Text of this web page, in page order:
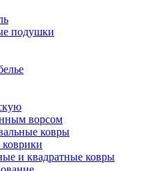
подушки
ворсом
ковры
и квадратные ковры